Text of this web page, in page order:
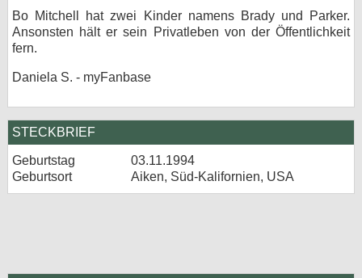
Bo Mitchell hat zwei Kinder namens Brady und Parker.
Ansonsten hält er sein Privatleben von der Öffentlichkeit
fern.
Daniela S. - myFanbase
STECKBRIEF
Geburtstag
03.11.1994
Geburtsort
Aiken, Süd-Kalifornien, USA
Nutzungsbedingungen
Impressum
myFanbase